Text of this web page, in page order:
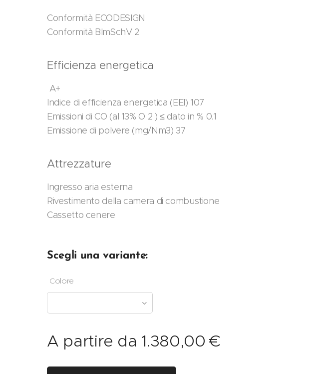
Conformità ECODESIGN
Conformità BImSchV 2
Efficienza energetica
A+
Indice di efficienza energetica (EEI) 107
Emissioni di CO (al 13% O 2 ) ≤ dato in % 0.1
Emissione di polvere (mg/Nm3) 37
Attrezzature
Ingresso aria esterna
Rivestimento della camera di combustione
Cassetto cenere
Scegli una variante:
Colore
A partire da 1.380,00 €